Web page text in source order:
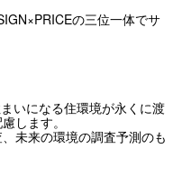
の三位一体でサ
いになる住環境が永くに渡
します。
未来の環境の調査予測のも